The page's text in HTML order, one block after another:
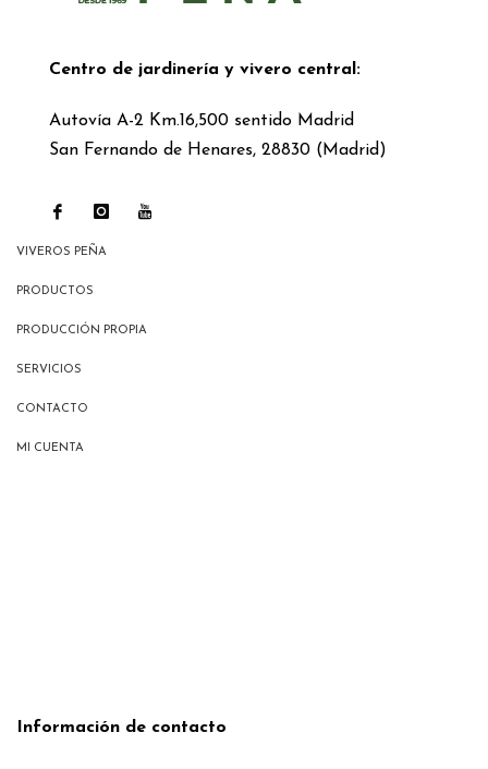
Centro de jardinería y vivero central:
Autovía A-2 Km.16,500 sentido Madrid
San Fernando de Henares, 28830 (Madrid)
VIVEROS PEÑA
PRODUCTOS
PRODUCCIÓN PROPIA
SERVICIOS
CONTACTO
MI CUENTA
Información de contacto